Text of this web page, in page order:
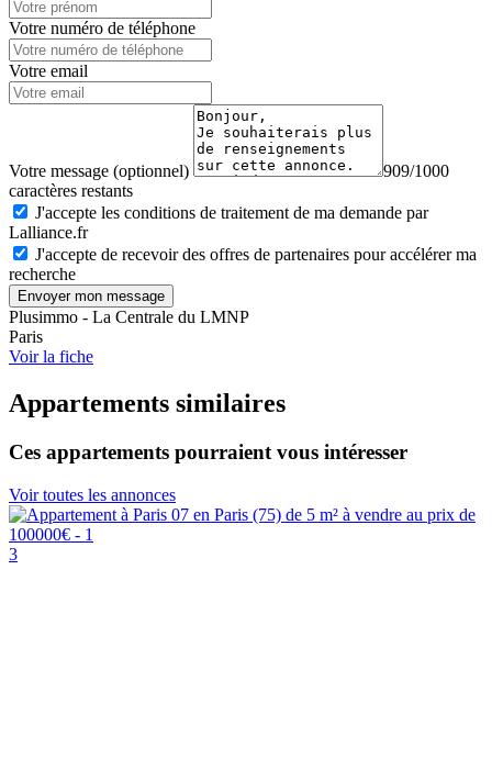
Votre numéro de téléphone
Votre email
Votre message (optionnel)
909/1000
caractères restants
J'accepte les conditions de traitement de ma demande par
Lalliance.fr
J'accepte de recevoir des offres de partenaires pour accélérer ma
recherche
Envoyer mon message
Plusimmo - La Centrale du LMNP
Paris
Voir la fiche
Appartements similaires
Ces appartements pourraient vous intéresser
Voir toutes les annonces
3